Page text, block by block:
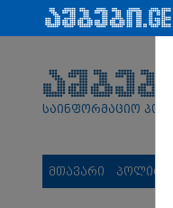
პარტნიორები:
საინფორმაციო
მთავარი